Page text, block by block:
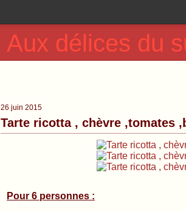
Aux délices du
26 juin 2015
Tarte ricotta , chèvre ,tomates
Pour 6 personnes :